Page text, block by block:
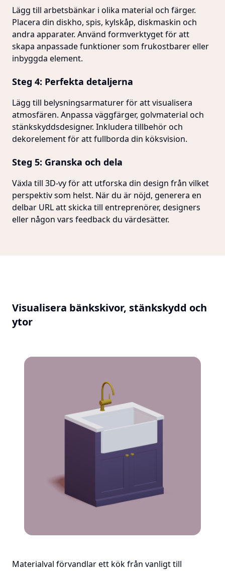
Lägg till arbetsbänkar i olika material och färger.
Placera din diskho, spis, kylskåp, diskmaskin och
andra apparater. Använd formverktyget för att
skapa anpassade funktioner som frukostbarer eller
inbyggda element.
Steg 4: Perfekta detaljerna
Lägg till belysningsarmaturer för att visualisera
atmosfären. Anpassa väggfärger, golvmaterial och
stänkskyddsdesigner. Inkludera tillbehör och
dekorelement för att fullborda din köksvision.
Steg 5: Granska och dela
Växla till 3D-vy för att utforska din design från vilket
perspektiv som helst. När du är nöjd, generera en
delbar URL att skicka till entreprenörer, designers
eller någon vars feedback du värdesätter.
Visualisera bänkskivor, stänkskydd och
ytor
Materialval förvandlar ett kök från vanligt till